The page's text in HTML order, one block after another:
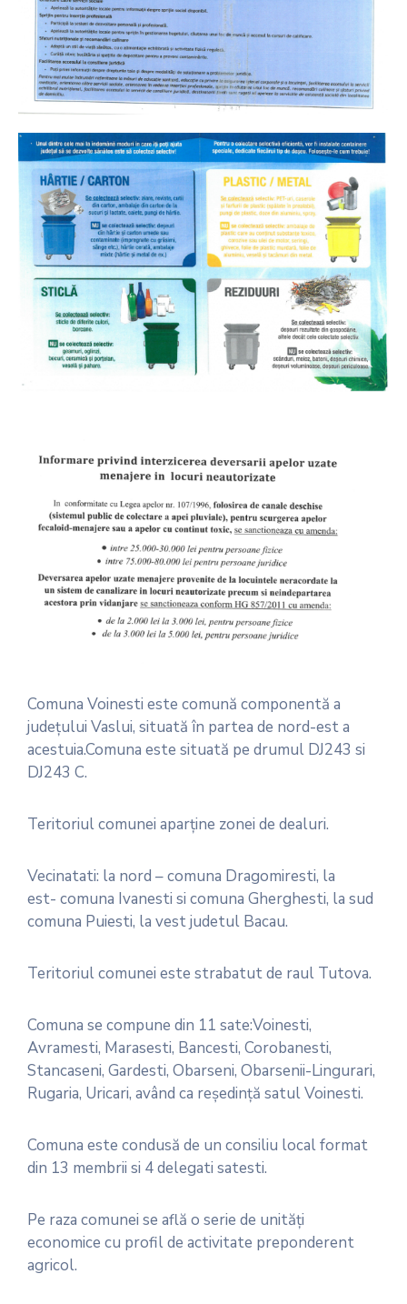
Comuna Voinesti este comună componentă a
judeţului Vaslui, situată în partea de nord-est a
acestuia.Comuna este situată pe drumul DJ243 si
DJ243 C.
Teritoriul comunei aparţine zonei de dealuri.
Vecinatati: la nord – comuna Dragomiresti, la
est- comuna Ivanesti si comuna Gherghesti, la sud
comuna Puiesti, la vest judetul Bacau.
Teritoriul comunei este strabatut de raul Tutova.
Comuna se compune din 11 sate:Voinesti,
Avramesti, Marasesti, Bancesti, Corobanesti,
Stancaseni, Gardesti, Obarseni, Obarsenii-Lingurari,
Rugaria, Uricari, având ca reşedinţă satul Voinesti.
Comuna este condusă de un consiliu local format
din 13 membrii si 4 delegati satesti.
Pe raza comunei se află o serie de unităţi
economice cu profil de activitate preponderent
agricol.